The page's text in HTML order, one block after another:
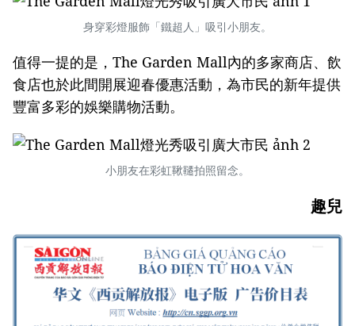
身穿彩燈服飾「鐵超人」吸引小朋友。
值得一提的是，The Garden Mall內的多家商店、飲
食店也於此間開展迎春優惠活動，為市民的新年提供
豐富多彩的娛樂購物活動。
小朋友在彩虹鞦韆拍照留念。
趣兒